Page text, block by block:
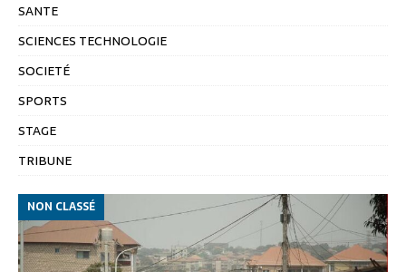
SANTE
SCIENCES TECHNOLOGIE
SOCIETÉ
SPORTS
STAGE
TRIBUNE
NON CLASSÉ